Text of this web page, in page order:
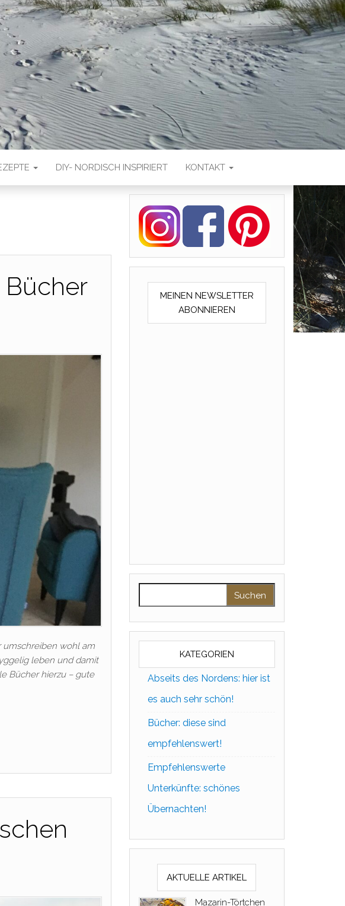
DIY- NORDISCH INSPIRIERT KONTAKT
Bücher
umschreiben wohl am
leben und damit
Bücher hierzu – gute
MEINEN NEWSLETTER
ABONNIEREN
KATEGORIEN
Abseits des Nordens: hier ist
es auch sehr schön!
Bücher: diese sind
empfehlenswert!
Empfehlenswerte
Unterkünfte: schönes
Übernachten!
AKTUELLE ARTIKEL
Mazarin-Törtchen